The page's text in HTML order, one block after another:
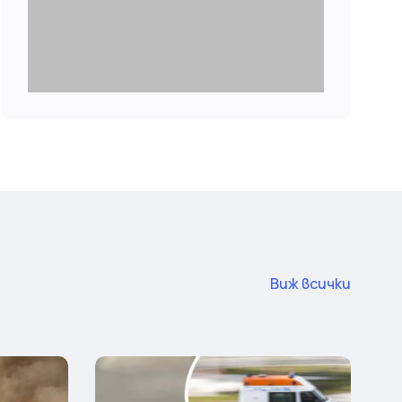
Виж всички